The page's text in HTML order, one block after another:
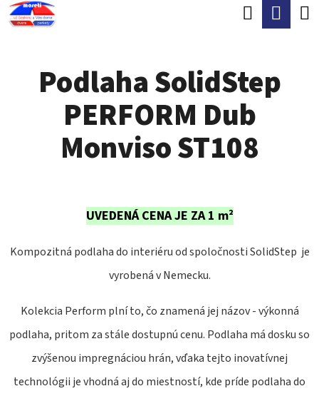
Prejsť
Hľadať
Podlaha SolidStep
PERFORM Dub
Monviso ST108
UVEDENÁ CENA JE ZA 1 m²
Kompozitná podlaha do interiéru od spoločnosti SolidStep je
vyrobená v Nemecku.
Kolekcia Perform plní to, čo znamená jej názov - výkonná
podlaha, pritom za stále dostupnú cenu. Podlaha má dosku so
zvýšenou impregnáciou hrán, vďaka tejto inovatívnej
technológii je vhodná aj do miestností, kde príde podlaha do
K
O
B
E
T
E